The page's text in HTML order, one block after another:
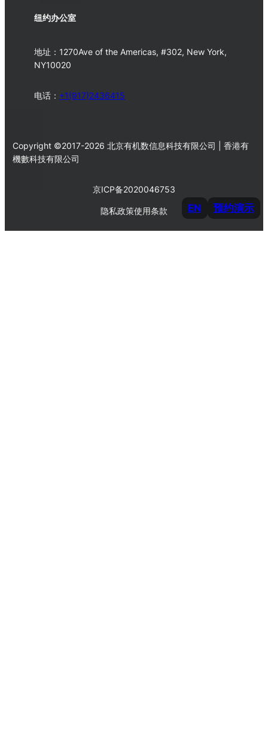
EN 预约演示
纽约办公室
地址：1270Ave of the Americas, #302, New York,
NY10020
电话： +1(917)2436415
Copyright ©2017-2026 北京有机数信息科技有限公司 | 香港有
機數科技有限公司
京ICP备2020046753
隐私政策使用条款